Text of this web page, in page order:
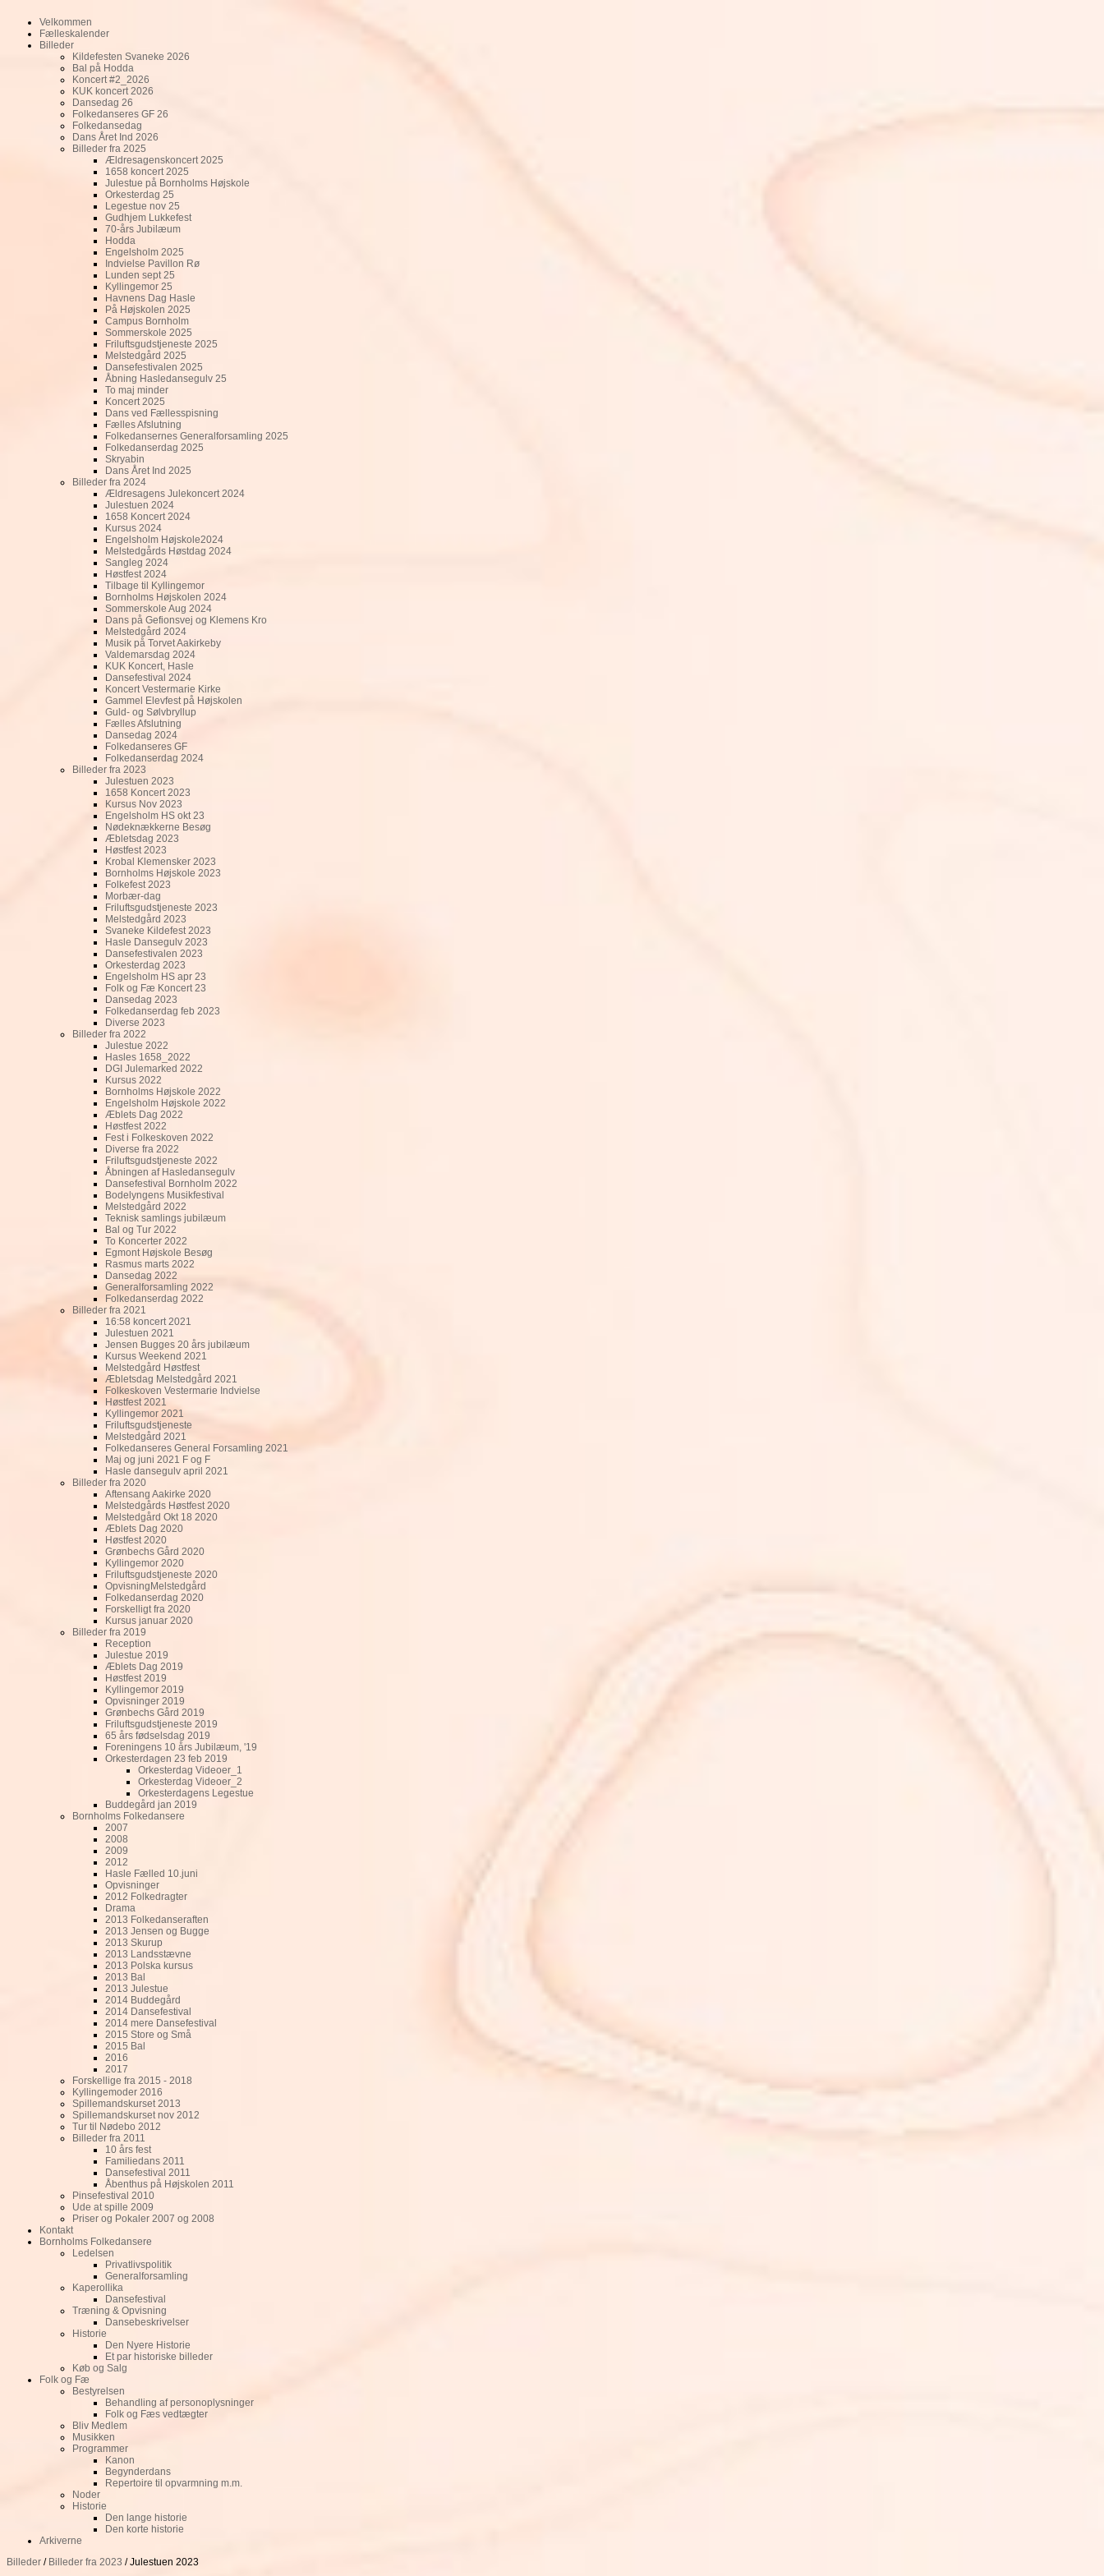
Velkommen
Fælleskalender
Billeder
Kildefesten Svaneke 2026
Bal på Hodda
Koncert #2_2026
KUK koncert 2026
Dansedag 26
Folkedanseres GF 26
Folkedansedag
Dans Året Ind 2026
Billeder fra 2025
Ældresagenskoncert 2025
1658 koncert 2025
Julestue på Bornholms Højskole
Orkesterdag 25
Legestue nov 25
Gudhjem Lukkefest
70-års Jubilæum
Hodda
Engelsholm 2025
Indvielse Pavillon Rø
Lunden sept 25
Kyllingemor 25
Havnens Dag Hasle
På Højskolen 2025
Campus Bornholm
Sommerskole 2025
Friluftsgudstjeneste 2025
Melstedgård 2025
Dansefestivalen 2025
Åbning Hasledansegulv 25
To maj minder
Koncert 2025
Dans ved Fællesspisning
Fælles Afslutning
Folkedansernes Generalforsamling 2025
Folkedanserdag 2025
Skryabin
Dans Året Ind 2025
Billeder fra 2024
Ældresagens Julekoncert 2024
Julestuen 2024
1658 Koncert 2024
Kursus 2024
Engelsholm Højskole2024
Melstedgårds Høstdag 2024
Sangleg 2024
Høstfest 2024
Tilbage til Kyllingemor
Bornholms Højskolen 2024
Sommerskole Aug 2024
Dans på Gefionsvej og Klemens Kro
Melstedgård 2024
Musik på Torvet Aakirkeby
Valdemarsdag 2024
KUK Koncert, Hasle
Dansefestival 2024
Koncert Vestermarie Kirke
Gammel Elevfest på Højskolen
Guld- og Sølvbryllup
Fælles Afslutning
Dansedag 2024
Folkedanseres GF
Folkedanserdag 2024
Billeder fra 2023
Julestuen 2023
1658 Koncert 2023
Kursus Nov 2023
Engelsholm HS okt 23
Nødeknækkerne Besøg
Æbletsdag 2023
Høstfest 2023
Krobal Klemensker 2023
Bornholms Højskole 2023
Folkefest 2023
Morbær-dag
Friluftsgudstjeneste 2023
Melstedgård 2023
Svaneke Kildefest 2023
Hasle Dansegulv 2023
Dansefestivalen 2023
Orkesterdag 2023
Engelsholm HS apr 23
Folk og Fæ Koncert 23
Dansedag 2023
Folkedanserdag feb 2023
Diverse 2023
Billeder fra 2022
Julestue 2022
Hasles 1658_2022
DGI Julemarked 2022
Kursus 2022
Bornholms Højskole 2022
Engelsholm Højskole 2022
Æblets Dag 2022
Høstfest 2022
Fest i Folkeskoven 2022
Diverse fra 2022
Friluftsgudstjeneste 2022
Åbningen af Hasledansegulv
Dansefestival Bornholm 2022
Bodelyngens Musikfestival
Melstedgård 2022
Teknisk samlings jubilæum
Bal og Tur 2022
To Koncerter 2022
Egmont Højskole Besøg
Rasmus marts 2022
Dansedag 2022
Generalforsamling 2022
Folkedanserdag 2022
Billeder fra 2021
16:58 koncert 2021
Julestuen 2021
Jensen Bugges 20 års jubilæum
Kursus Weekend 2021
Melstedgård Høstfest
Æbletsdag Melstedgård 2021
Folkeskoven Vestermarie Indvielse
Høstfest 2021
Kyllingemor 2021
Friluftsgudstjeneste
Melstedgård 2021
Folkedanseres General Forsamling 2021
Maj og juni 2021 F og F
Hasle dansegulv april 2021
Billeder fra 2020
Aftensang Aakirke 2020
Melstedgårds Høstfest 2020
Melstedgård Okt 18 2020
Æblets Dag 2020
Høstfest 2020
Grønbechs Gård 2020
Kyllingemor 2020
Friluftsgudstjeneste 2020
OpvisningMelstedgård
Folkedanserdag 2020
Forskelligt fra 2020
Kursus januar 2020
Billeder fra 2019
Reception
Julestue 2019
Æblets Dag 2019
Høstfest 2019
Kyllingemor 2019
Opvisninger 2019
Grønbechs Gård 2019
Friluftsgudstjeneste 2019
65 års fødselsdag 2019
Foreningens 10 års Jubilæum, '19
Orkesterdagen 23 feb 2019
Orkesterdag Videoer_1
Orkesterdag Videoer_2
Orkesterdagens Legestue
Buddegård jan 2019
Bornholms Folkedansere
2007
2008
2009
2012
Hasle Fælled 10.juni
Opvisninger
2012 Folkedragter
Drama
2013 Folkedanseraften
2013 Jensen og Bugge
2013 Skurup
2013 Landsstævne
2013 Polska kursus
2013 Bal
2013 Julestue
2014 Buddegård
2014 Dansefestival
2014 mere Dansefestival
2015 Store og Små
2015 Bal
2016
2017
Forskellige fra 2015 - 2018
Kyllingemoder 2016
Spillemandskurset 2013
Spillemandskurset nov 2012
Tur til Nødebo 2012
Billeder fra 2011
10 års fest
Familiedans 2011
Dansefestival 2011
Åbenthus på Højskolen 2011
Pinsefestival 2010
Ude at spille 2009
Priser og Pokaler 2007 og 2008
Kontakt
Bornholms Folkedansere
Ledelsen
Privatlivspolitik
Generalforsamling
Kaperollika
Dansefestival
Træning & Opvisning
Dansebeskrivelser
Historie
Den Nyere Historie
Et par historiske billeder
Køb og Salg
Folk og Fæ
Bestyrelsen
Behandling af personoplysninger
Folk og Fæs vedtægter
Bliv Medlem
Musikken
Programmer
Kanon
Begynderdans
Repertoire til opvarmning m.m.
Noder
Historie
Den lange historie
Den korte historie
Arkiverne
Billeder / Billeder fra 2023 / Julestuen 2023